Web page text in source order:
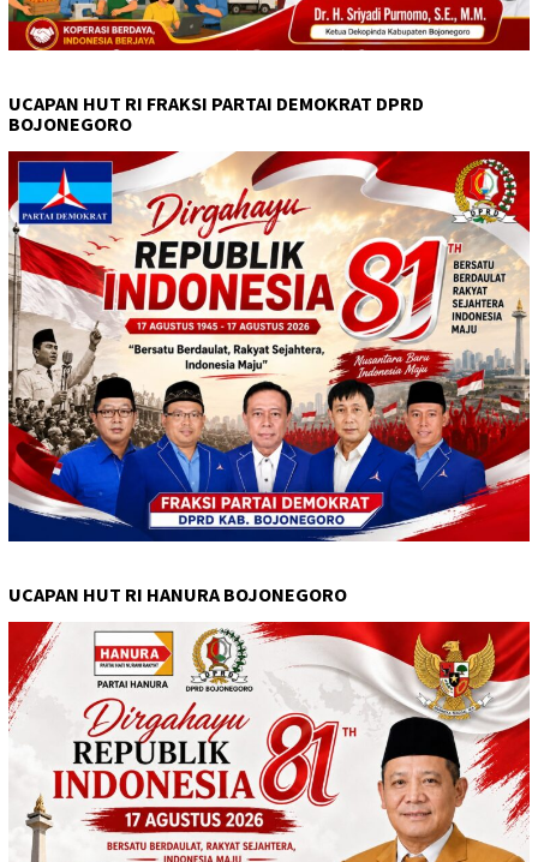
UCAPAN HUT RI FRAKSI PARTAI DEMOKRAT DPRD
BOJONEGORO
UCAPAN HUT RI HANURA BOJONEGORO